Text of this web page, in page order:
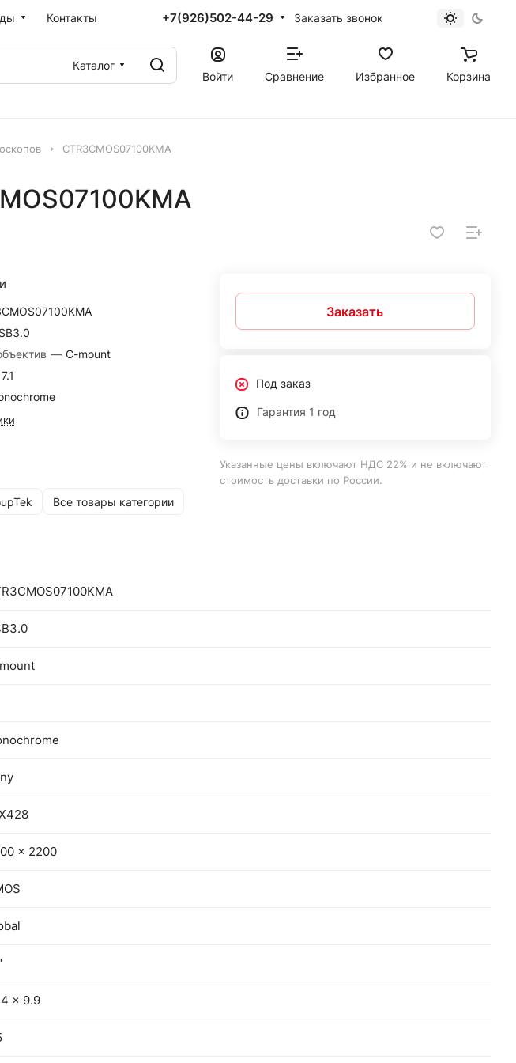
Контакты +7(926)502-44-29 Заказать звонок
Каталог
Войти
Сравнение Избранное Корзина
CTR3CMOS07100KMA
— C-mount
7.1
Все товары категории
Заказать
Под заказ
Гарантия 1 год
Указанные цены включают НДС 22% и не включают
стоимость доставки по России.
× 2200
× 9.9